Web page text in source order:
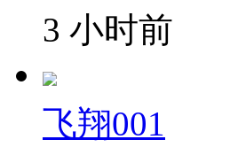
3 小时前
飞翔001